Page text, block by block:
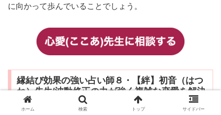
に向かって歩んでいることでしょう。
縁結び効果の強い占い師８・【絆】初音（はつ
ね）先生/波動修正の力が強く複雑な恋愛を解決
してきた実績があります
ホーム 検索 トップ サイドバー